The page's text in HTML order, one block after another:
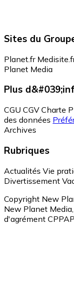
Sites du
Planet.fr
Planet Media
Plus
CGU CGV Charte
des données
Archives
Rubriques
Actualités Vie
Divertissement
Copyright New
New Planet
d'agrément